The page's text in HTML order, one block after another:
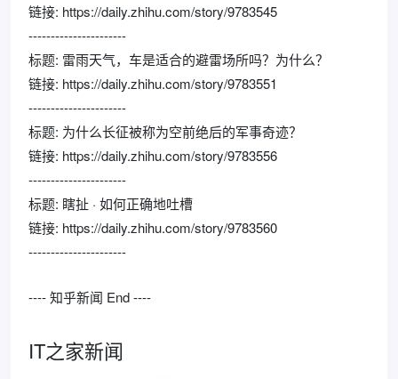
链接: https://daily.zhihu.com/story/9783545
----------------------
标题: 雷雨天气，车是适合的避雷场所吗？为什么？
链接: https://daily.zhihu.com/story/9783551
----------------------
标题: 为什么长征被称为空前绝后的军事奇迹？
链接: https://daily.zhihu.com/story/9783556
----------------------
标题: 瞎扯 · 如何正确地吐槽
链接: https://daily.zhihu.com/story/9783560
----------------------
---- 知乎新闻 End ----
IT之家新闻